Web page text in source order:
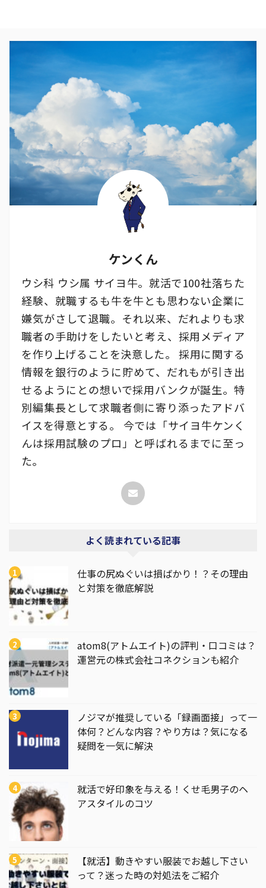
ケンくん
ウシ科 ウシ属 サイヨ牛。就活で100社落ちた
経験、就職するも牛を牛とも思わない企業に
嫌気がさして退職。それ以来、だれよりも求
職者の手助けをしたいと考え、採用メディア
を作り上げることを決意した。 採用に関する
情報を銀行のように貯めて、だれもが引き出
せるようにとの想いで採用バンクが誕生。特
別編集長として求職者側に寄り添ったアドバ
イスを得意とする。 今では「サイヨ牛ケンく
んは採用試験のプロ」と呼ばれるまでに至っ
た。
よく読まれている記事
仕事の尻ぬぐいは損ばかり！？その理由
と対策を徹底解説
atom8(アトムエイト)の評判・口コミは？
運営元の株式会社コネクションも紹介
ノジマが推奨している「録画面接」って一
体何？どんな内容？やり方は？気になる
疑問を一気に解決
就活で好印象を与える！くせ毛男子のヘ
アスタイルのコツ
【就活】動きやすい服装でお越し下さい
って？迷った時の対処法をご紹介